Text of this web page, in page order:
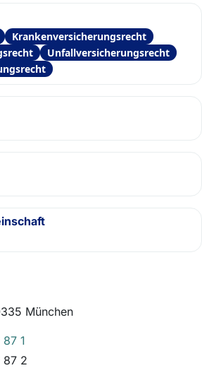
München
1
2
Krankenversicherungsrecht
Unfallversicherungsrecht